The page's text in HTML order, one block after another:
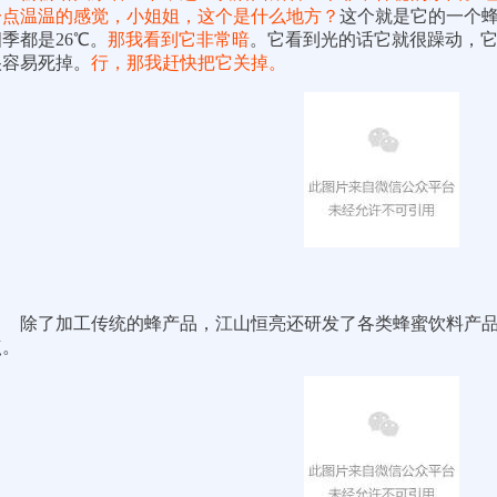
温温的感觉，小姐姐，这个是什么地方 ？ 这个就是它的一个
都是26℃。 那我看到它非常暗。它看到光的话它就很躁动，
易死掉。 行，那我赶快把它关掉。
除了加工传统的蜂产品，江山恒亮还研发了各类蜂蜜饮料产